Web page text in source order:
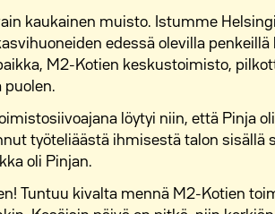
kaukainen muisto. Istumme
edessä olevilla penkeillä
M2-Kotien keskustoimisto,
puolen.
löytyi niin, että Pinja
työteliäästä ihmisestä talon sisällä
oli Pinjan.
Tuntuu kivalta mennä M2-Kotien